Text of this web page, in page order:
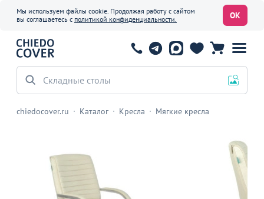
Мы используем файлы cookie. Продолжая работу с сайтом
вы соглашаетесь с политикой конфиденциальности. ОК
Складные столы
chiedocover.ru Каталог Кресла Мягкие кресла